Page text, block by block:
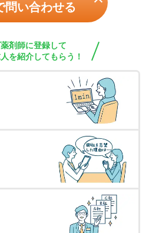
問い合わせる
剤師に登録して
を紹介してもらう！